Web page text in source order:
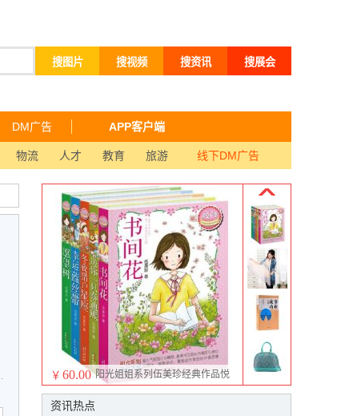
搜图片 搜视频 搜资讯 搜展会
DM广告 APP客户端
物流 人才 教育 旅游 线下DM广告
￥ 60.00 阳光姐姐系列伍美珍经典作品悦
读 美好季：愿望树书间花等5本
资讯热点